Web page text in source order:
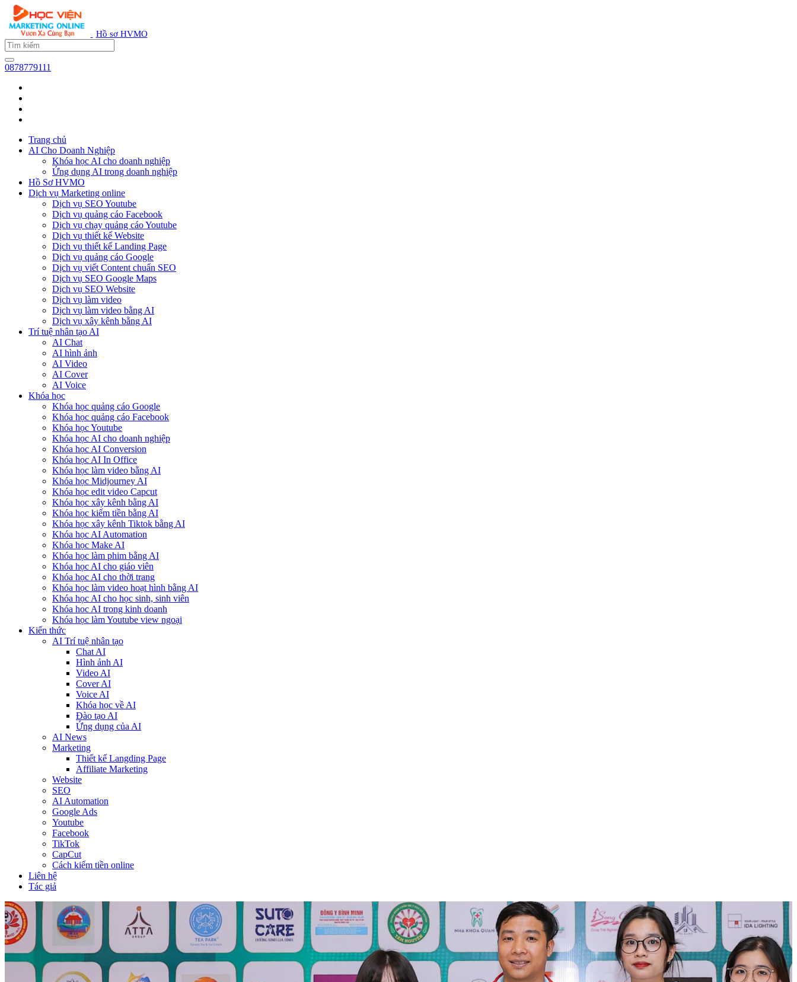
Hồ sơ HVMO
0878779111
Trang chủ
AI Cho Doanh Nghiệp
Khóa học AI cho doanh nghiệp
Ứng dụng AI trong doanh nghiệp
Hồ Sơ HVMO
Dịch vụ Marketing online
Dịch vụ SEO Youtube
Dịch vụ quảng cáo Facebook
Dịch vụ chạy quảng cáo Youtube
Dịch vụ thiết kế Website
Dịch vụ thiết kế Landing Page
Dịch vụ quảng cáo Google
Dịch vụ viết Content chuẩn SEO
Dịch vụ SEO Google Maps
Dịch vụ SEO Website
Dịch vụ làm video
Dịch vụ làm video bằng AI
Dịch vụ xây kênh bằng AI
Trí tuệ nhân tạo AI
AI Chat
AI hình ảnh
AI Video
AI Cover
AI Voice
Khóa học
Khóa học quảng cáo Google
Khóa học quảng cáo Facebook
Khóa học Youtube
Khóa học AI cho doanh nghiệp
Khóa học AI Conversion
Khóa học AI In Office
Khóa học làm video bằng AI
Khóa học Midjourney AI
Khóa học edit video Capcut
Khóa học xây kênh bằng AI
Khóa học kiếm tiền bằng AI
Khóa học xây kênh Tiktok bằng AI
Khóa học AI Automation
Khóa học Make AI
Khóa học làm phim bằng AI
Khóa học AI cho giáo viên
Khóa học AI cho thời trang
Khóa học làm video hoạt hình bằng AI
Khóa học AI cho học sinh, sinh viên
Khóa hoc AI trong kinh doanh
Khóa học làm Youtube view ngoại
Kiến thức
AI Trí tuệ nhân tạo
Chat AI
Hình ảnh AI
Video AI
Cover AI
Voice AI
Khóa học về AI
Đào tạo AI
Ứng dụng của AI
AI News
Marketing
Thiết kế Langding Page
Affiliate Marketing
Website
SEO
AI Automation
Google Ads
Youtube
Facebook
TikTok
CapCut
Cách kiếm tiền online
Liên hệ
Tác giả